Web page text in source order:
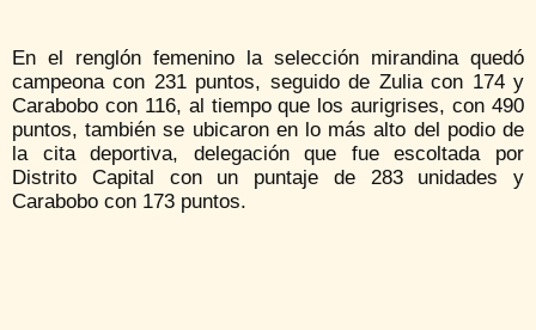
En el renglón femenino la selección mirandina quedó
campeona con 231 puntos, seguido de Zulia con 174 y
Carabobo con 116, al tiempo que los aurigrises, con 490
puntos, también se ubicaron en lo más alto del podio de
la cita deportiva, delegación que fue escoltada por
Distrito Capital con un puntaje de 283 unidades y
Carabobo con 173 puntos.